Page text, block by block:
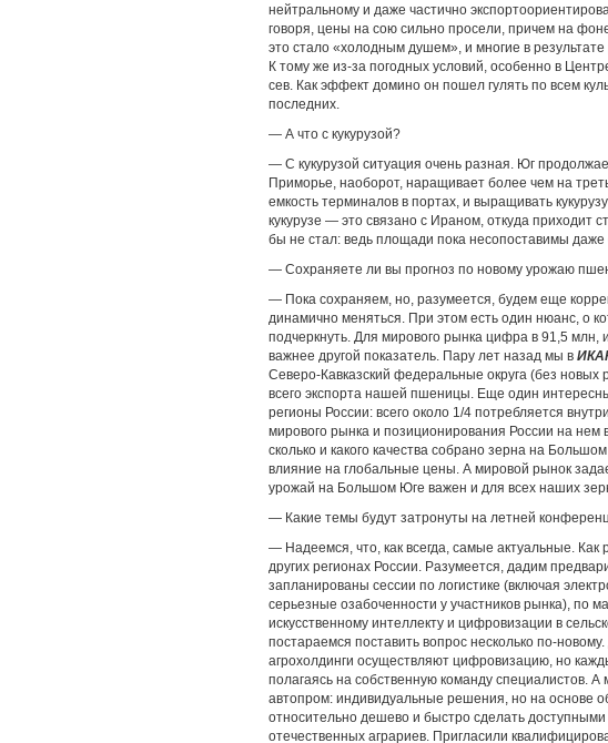
нейтральному и даже частично
говоря, цены на сою сильно просели, причем на
это стало «холодным душем», и многие в
К тому же из-за погодных условий, особенно в
сев. Как эффект домино он пошел гулять по всем
последних.
— А что с кукурузой?
— С кукурузой ситуация очень разная. Юг
Приморье, наоборот, наращивает более чем на
емкость терминалов в портах, и выращивать
кукурузе — это связано с Ираном, откуда приходит
бы не стал: ведь площади пока несопоставимы
— Сохраняете ли вы прогноз по новому урожаю
— Пока сохраняем, но, разумеется, будем еще
динамично меняться. При этом есть один нюанс, о
подчеркнуть. Для мирового рынка цифра в 91,5
важнее другой показатель. Пару лет назад мы в
Северо-Кавказский федеральные округа (без
всего экспорта нашей пшеницы. Еще один
регионы России: всего около 1/4 потребляется
мирового рынка и позиционирования России на нем
сколько и какого качества собрано зерна на
влияние на глобальные цены. А мировой рынок
урожай на Большом Юге важен и для всех наших
— Какие темы будут затронуты на летней
— Надеемся, что, как всегда, самые актуальные.
других регионах России. Разумеется, дадим
запланированы сессии по логистике (включая
серьезные озабоченности у участников рынка), по
искусственному интеллекту и цифровизации в
постараемся поставить вопрос несколько по-
агрохолдинги осуществляют цифровизацию, но
полагаясь на собственную команду специалистов.
автопром: индивидуальные решения, но на
относительно дешево и быстро сделать
отечественных аграриев. Пригласили